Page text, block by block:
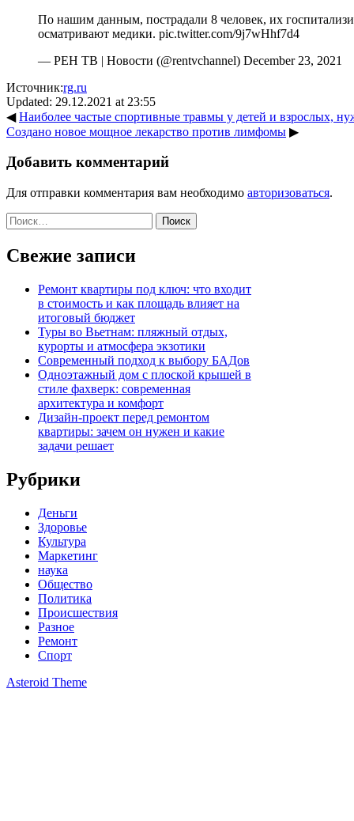
По нашим данным, пострадали 8 человек, их
осматривают медики. pic.twitter.com/9j7wHhf7d4
— РЕН ТВ | Новости (@rentvchannel) December 23, 2021
Источник:rg.ru
Updated: 29.12.2021 at 23:55
◀Наиболее частые спортивные травмы у детей и взрослых,
Создано новое мощное лекарство против лимфомы ▶
Добавить комментарий
Для отправки комментария вам необходимо авторизоваться.
Найти:
Свежие записи
Ремонт квартиры под ключ: что входит
в стоимость и как площадь влияет на
итоговый бюджет
Туры во Вьетнам: пляжный отдых,
курорты и атмосфера экзотики
Современный подход к выбору БАДов
Одноэтажный дом с плоской крышей в
стиле фахверк: современная
архитектура и комфорт
Дизайн-проект перед ремонтом
квартиры: зачем он нужен и какие
задачи решает
Рубрики
Деньги
Здоровье
Культура
Маркетинг
наука
Общество
Политика
Происшествия
Разное
Ремонт
Спорт
Asteroid Theme